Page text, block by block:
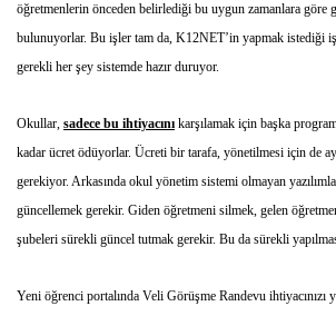
öğretmenlerin önceden belirlediği bu uygun zamanlara göre
bulunuyorlar. Bu işler tam da, K12NET’in yapmak istediği
gerekli her şey sistemde hazır duruyor.
Okullar, sadece bu ihtiyacını karşılamak için başka
kadar ücret ödüyorlar. Ücreti bir tarafa, yönetilmesi için de
gerekiyor. Arkasında okul yönetim sistemi olmayan
güncellemek gerekir. Giden öğretmeni silmek, gelen
şubeleri sürekli güncel tutmak gerekir. Bu da sürekli
Yeni öğrenci portalında Veli Görüşme Randevu